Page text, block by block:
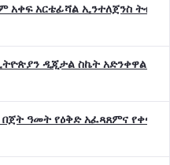
አቀፍ አርቴፊሻል ኢንተለጀንስ
ዲጂታል ስኬት አድንቀዋል
ዓመት የዕቅድ አፈጻጸምና